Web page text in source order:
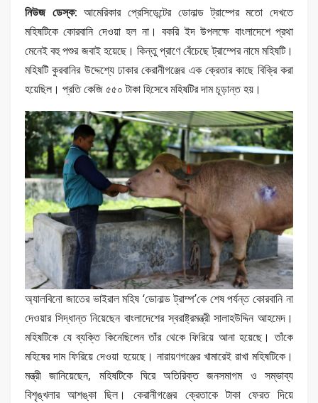
নিউজ ডেস্ক: আমেরিকার প্রেসিডেন্টের ডোনাল্ড ট্রাম্পের মতো দেখতে
মহিষটিকে কোরবানি দেওয়া হল না। বকরি ইদ উপলক্ষে বাংলাদেশে প্রথা
মেনেই বহু পশুর জবাই হয়েছে। কিন্তু প্রাণে বেঁচেছে ট্রাম্পের নামে মহিষটি।
মহিষটি কুরবানির উদ্দেশ্যে ঢাকার কেরানীগঞ্জের এক ক্রেতার কাছে বিক্রি করা
হয়েছিল। প্রতি কেজি ৫৫০ টাকা হিসেবে মহিষটির দাম চূড়ান্ত হয়।
অ্যালবিনো জাতের ভাইরাল মহিষ ‘ডোনাল্ড ট্রাম্প’কে শেষ পর্যন্ত কোরবানি না
দেওয়ার সিদ্ধান্ত নিয়েছেন বাংলাদেশের স্বরাষ্ট্রমন্ত্রী সালাহউদ্দিন আহমেদ।
মহিষটিকে যে ব্যক্তি কিনেছিলেন তাঁর থেকে ফিরিয়ে আনা হয়েছে। তাঁকে
মহিষের দাম ফিরিয়ে দেওয়া হয়েছে। নারায়ণগঞ্জের খামারেই রাখা মহিষটিকে।
মন্ত্রী জানিয়েছেন, মহিষটিকে ঘিরে অতিরিক্ত জনসমাগম ও সম্ভাব্য
বিশৃঙ্খলার আশঙ্কা ছিল। কেরানীগঞ্জের ক্রেতাকে টাকা ফেরত দিয়ে